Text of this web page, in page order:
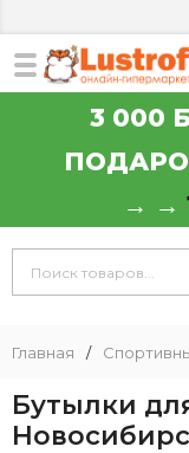
3 000
→ →
Главная /
Бутылки